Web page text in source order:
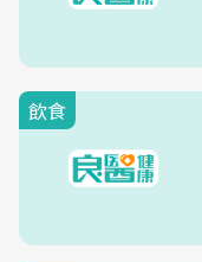
飲食